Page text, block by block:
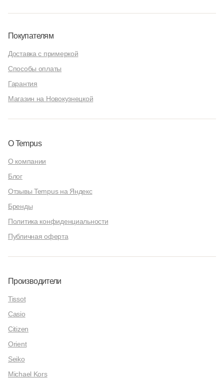
Покупателям
Доставка с примеркой
Способы оплаты
Гарантия
Магазин на Новокузнецкой
О Tempus
О компании
Блог
Отзывы Tempus на Яндекс
Бренды
Политика конфиденциальности
Публичная оферта
Производители
Tissot
Casio
Citizen
Orient
Seiko
Michael Kors